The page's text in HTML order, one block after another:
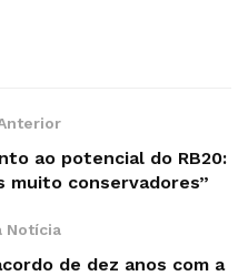
ao potencial do RB20:
muito conservadores”
Notícia
de dez anos com a